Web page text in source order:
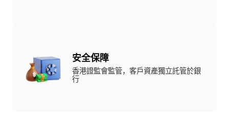
安全保障
香港證監會監管，客戶資產獨立託管於銀
行